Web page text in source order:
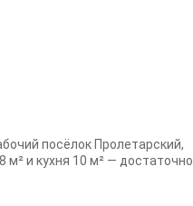
посёлок Пролетарский,
и кухня 10 м² — достаточно